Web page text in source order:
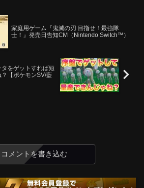
家庭用ゲーム『鬼滅の刃 目指せ！最強隊
士！』発売日告知CM（Nintendo Switch™）
タをゲットすれば短
【ポケモンSV/藍
コメントを書き込む